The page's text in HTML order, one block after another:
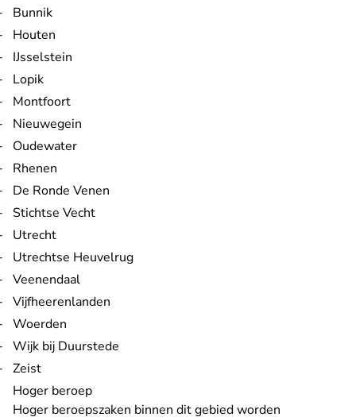
Bunnik
Houten
IJsselstein
Lopik
Montfoort
Nieuwegein
Oudewater
Rhenen
De Ronde Venen
Stichtse Vecht
Utrecht
Utrechtse Heuvelrug
Veenendaal
Vijfheerenlanden
Woerden
Wijk bij Duurstede
Zeist
Hoger beroep
Hoger beroepszaken binnen dit gebied worden